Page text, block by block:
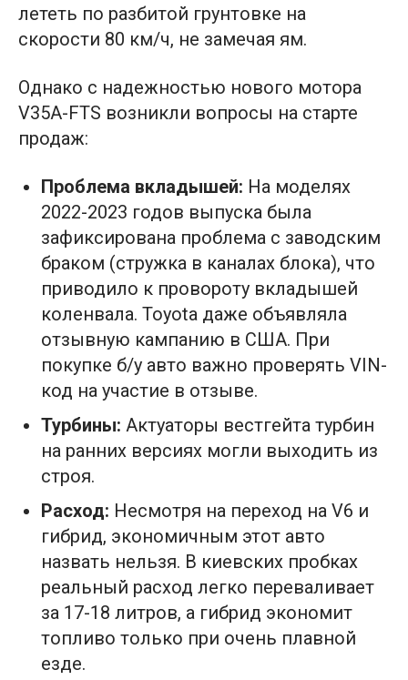
лететь по разбитой грунтовке на
скорости 80 км/ч, не замечая ям.
Однако с надежностью нового мотора
V35A-FTS возникли вопросы на старте
продаж:
Проблема вкладышей: На моделях
2022-2023 годов выпуска была
зафиксирована проблема с заводским
браком (стружка в каналах блока), что
приводило к провороту вкладышей
коленвала. Toyota даже объявляла
отзывную кампанию в США. При
покупке б/у авто важно проверять VIN-
код на участие в отзыве.
Турбины: Актуаторы вестгейта турбин
на ранних версиях могли выходить из
строя.
Расход: Несмотря на переход на V6 и
гибрид, экономичным этот авто
назвать нельзя. В киевских пробках
реальный расход легко переваливает
за 17-18 литров, а гибрид экономит
топливо только при очень плавной
езде.